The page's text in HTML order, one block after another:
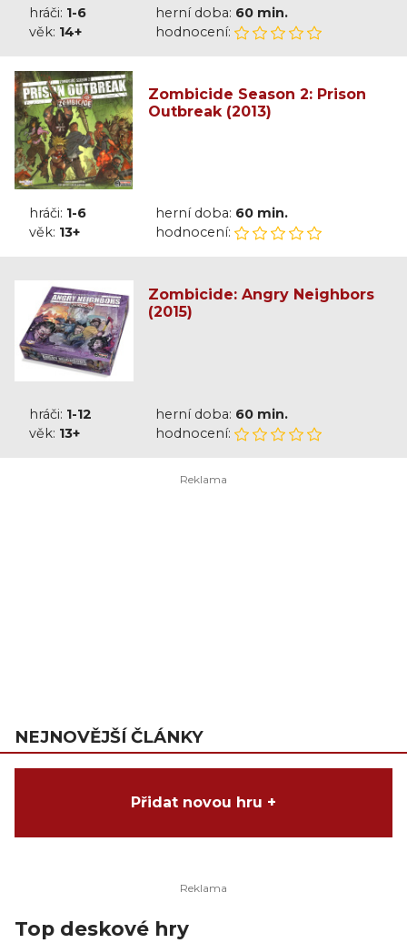
hráči: 1-6 herní doba: 60 min.
věk: 14+ hodnocení:
Zombicide Season 2: Prison
Outbreak (2013)
hráči: 1-6 herní doba: 60 min.
věk: 13+ hodnocení:
Zombicide: Angry Neighbors
(2015)
hráči: 1-12 herní doba: 60 min.
věk: 13+ hodnocení:
NEJNOVĚJŠÍ ČLÁNKY
Přidat novou hru +
Top deskové hry